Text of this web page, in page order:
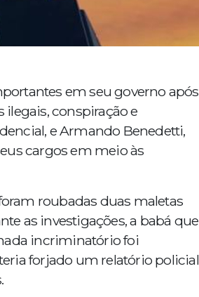
em seu governo após
ilegais, conspiração e
e Armando Benedetti,
cargos em meio às
roubadas duas maletas
as investigações, a babá que
incriminatório foi
forjado um relatório policial